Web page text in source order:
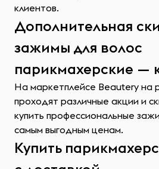
клиентов.
Дополнительная
зажимы для волос
парикмахерские —
На маркетплейсе Beautery на
проходят различные акции и
купить профессиональные
самым выгодным ценам.
Купить